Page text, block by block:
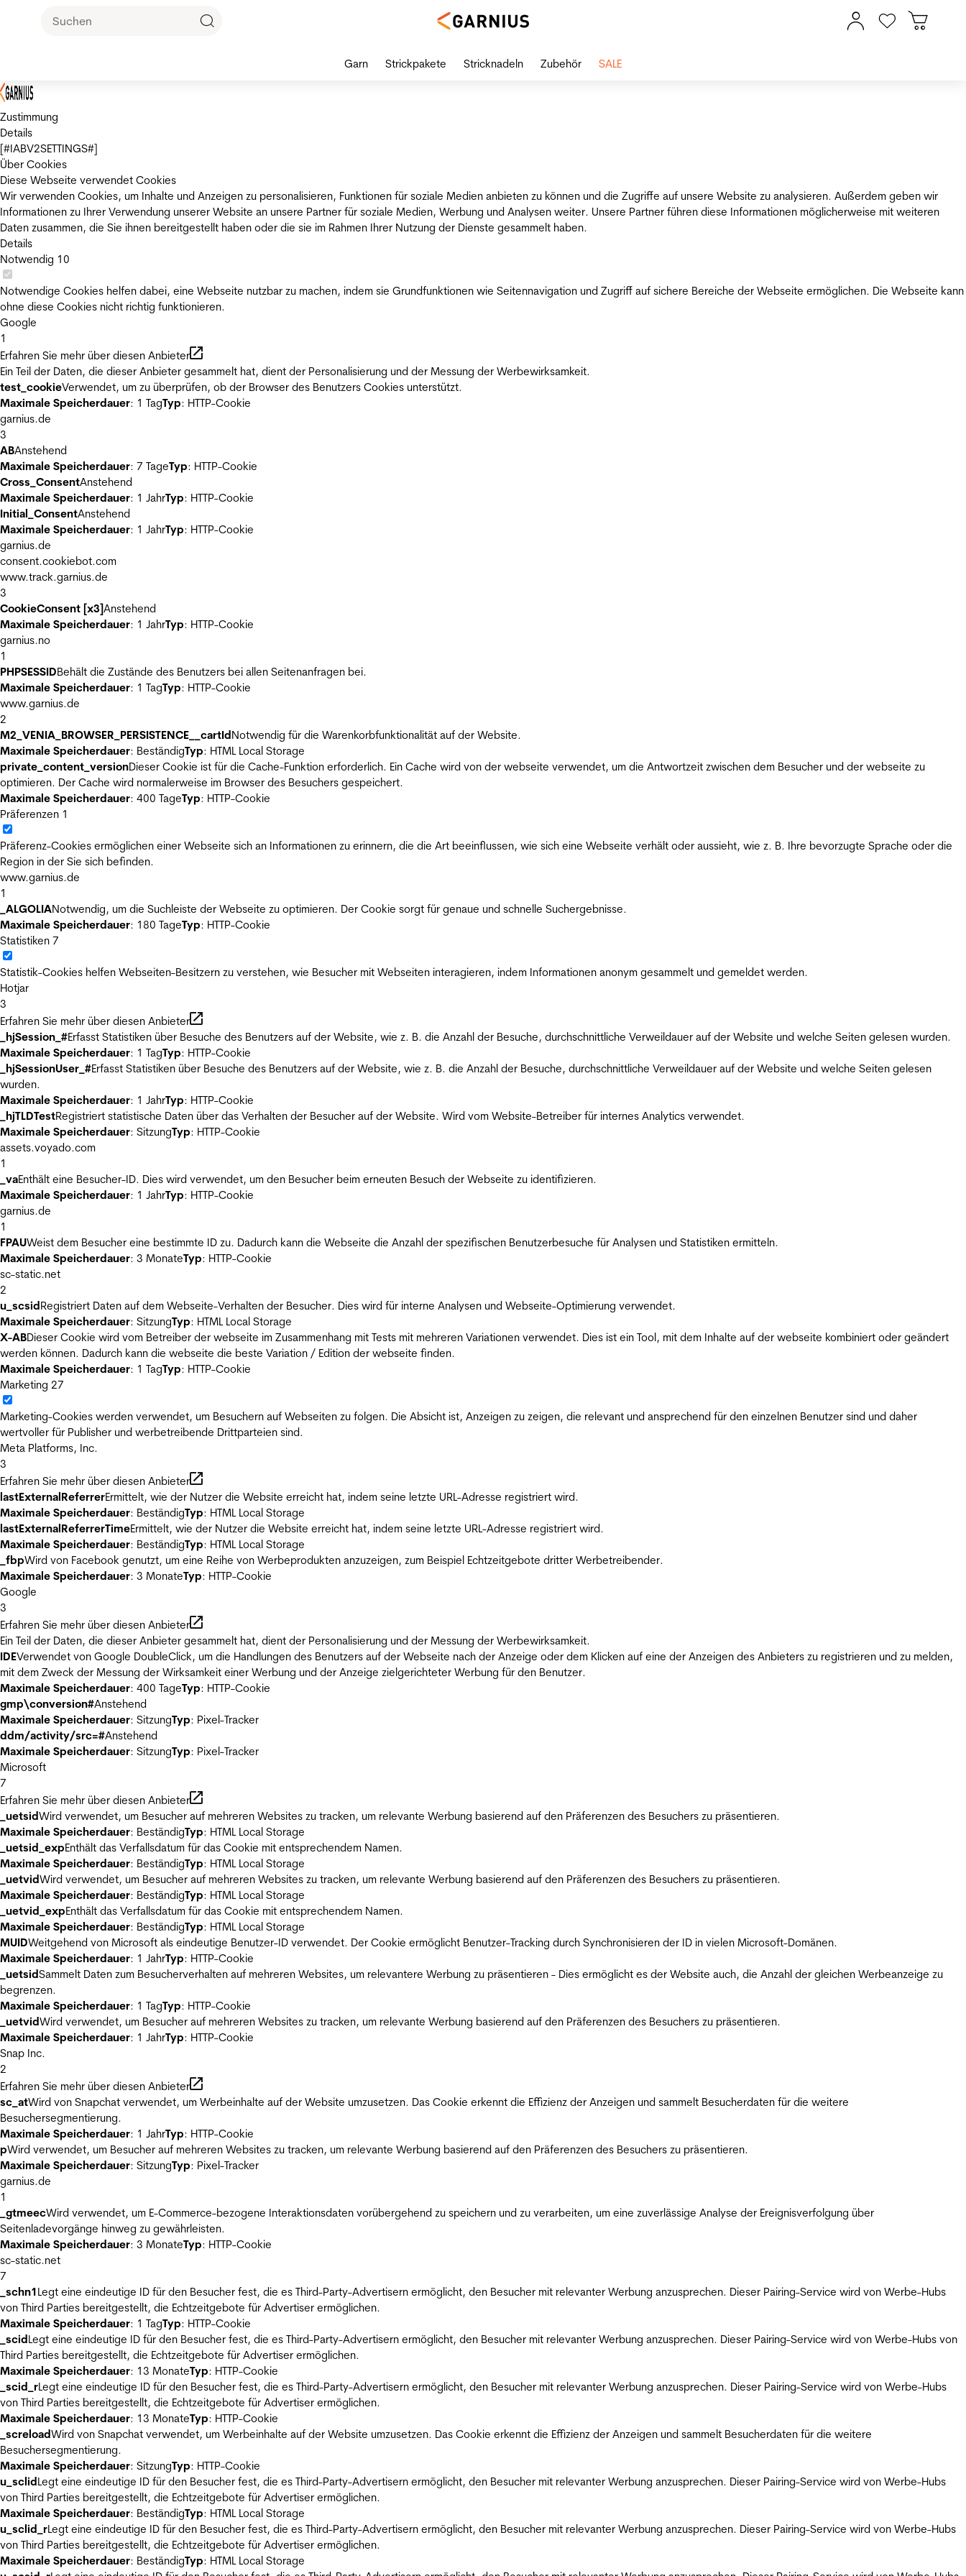
Zustimmung
Details
[#IABV2SETTINGS#]
Über Cookies
Diese Webseite verwendet Cookies
Wir verwenden Cookies, um Inhalte und Anzeigen zu personalisieren, Funktionen für soziale Medien anbieten zu können und die Zugriffe auf unsere Website zu analysieren. Außerdem geben wir
Informationen zu Ihrer Verwendung unserer Website an unsere Partner für soziale Medien, Werbung und Analysen weiter. Unsere Partner führen diese Informationen möglicherweise mit weiteren
Daten zusammen, die Sie ihnen bereitgestellt haben oder die sie im Rahmen Ihrer Nutzung der Dienste gesammelt haben.
Details
Notwendig 10
Notwendige Cookies helfen dabei, eine Webseite nutzbar zu machen, indem sie Grundfunktionen wie Seitennavigation und Zugriff auf sichere Bereiche der Webseite ermöglichen. Die Webseite kann
ohne diese Cookies nicht richtig funktionieren.
Google
1
Erfahren Sie mehr über diesen Anbieter
Ein Teil der Daten, die dieser Anbieter gesammelt hat, dient der Personalisierung und der Messung der Werbewirksamkeit.
test_cookieVerwendet, um zu überprüfen, ob der Browser des Benutzers Cookies unterstützt.
Maximale Speicherdauer: 1 TagTyp: HTTP-Cookie
garnius.de
3
ABAnstehend
Maximale Speicherdauer: 7 TageTyp: HTTP-Cookie
Cross_ConsentAnstehend
Maximale Speicherdauer: 1 JahrTyp: HTTP-Cookie
Initial_ConsentAnstehend
Maximale Speicherdauer: 1 JahrTyp: HTTP-Cookie
garnius.de
consent.cookiebot.com
www.track.garnius.de
3
CookieConsent [x3]Anstehend
Maximale Speicherdauer: 1 JahrTyp: HTTP-Cookie
garnius.no
1
PHPSESSIDBehält die Zustände des Benutzers bei allen Seitenanfragen bei.
Maximale Speicherdauer: 1 TagTyp: HTTP-Cookie
www.garnius.de
2
M2_VENIA_BROWSER_PERSISTENCE__cartIdNotwendig für die Warenkorbfunktionalität auf der Website.
Maximale Speicherdauer: BeständigTyp: HTML Local Storage
private_content_versionDieser Cookie ist für die Cache-Funktion erforderlich. Ein Cache wird von der webseite verwendet, um die Antwortzeit zwischen dem Besucher und der webseite zu
optimieren. Der Cache wird normalerweise im Browser des Besuchers gespeichert.
Maximale Speicherdauer: 400 TageTyp: HTTP-Cookie
Präferenzen 1
Präferenz-Cookies ermöglichen einer Webseite sich an Informationen zu erinnern, die die Art beeinflussen, wie sich eine Webseite verhält oder aussieht, wie z. B. Ihre bevorzugte Sprache oder die
Region in der Sie sich befinden.
www.garnius.de
1
_ALGOLIANotwendig, um die Suchleiste der Webseite zu optimieren. Der Cookie sorgt für genaue und schnelle Suchergebnisse.
Maximale Speicherdauer: 180 TageTyp: HTTP-Cookie
Statistiken 7
Statistik-Cookies helfen Webseiten-Besitzern zu verstehen, wie Besucher mit Webseiten interagieren, indem Informationen anonym gesammelt und gemeldet werden.
Hotjar
3
Erfahren Sie mehr über diesen Anbieter
_hjSession_#Erfasst Statistiken über Besuche des Benutzers auf der Website, wie z. B. die Anzahl der Besuche, durchschnittliche Verweildauer auf der Website und welche Seiten gelesen wurden.
Maximale Speicherdauer: 1 TagTyp: HTTP-Cookie
_hjSessionUser_#Erfasst Statistiken über Besuche des Benutzers auf der Website, wie z. B. die Anzahl der Besuche, durchschnittliche Verweildauer auf der Website und welche Seiten gelesen
wurden.
Maximale Speicherdauer: 1 JahrTyp: HTTP-Cookie
_hjTLDTestRegistriert statistische Daten über das Verhalten der Besucher auf der Website. Wird vom Website-Betreiber für internes Analytics verwendet.
Maximale Speicherdauer: SitzungTyp: HTTP-Cookie
assets.voyado.com
1
_vaEnthält eine Besucher-ID. Dies wird verwendet, um den Besucher beim erneuten Besuch der Webseite zu identifizieren.
Maximale Speicherdauer: 1 JahrTyp: HTTP-Cookie
garnius.de
1
FPAUWeist dem Besucher eine bestimmte ID zu. Dadurch kann die Webseite die Anzahl der spezifischen Benutzerbesuche für Analysen und Statistiken ermitteln.
Maximale Speicherdauer: 3 MonateTyp: HTTP-Cookie
sc-static.net
2
u_scsidRegistriert Daten auf dem Webseite-Verhalten der Besucher. Dies wird für interne Analysen und Webseite-Optimierung verwendet.
Maximale Speicherdauer: SitzungTyp: HTML Local Storage
X-ABDieser Cookie wird vom Betreiber der webseite im Zusammenhang mit Tests mit mehreren Variationen verwendet. Dies ist ein Tool, mit dem Inhalte auf der webseite kombiniert oder geändert
werden können. Dadurch kann die webseite die beste Variation / Edition der webseite finden.
Maximale Speicherdauer: 1 TagTyp: HTTP-Cookie
Marketing 27
Marketing-Cookies werden verwendet, um Besuchern auf Webseiten zu folgen. Die Absicht ist, Anzeigen zu zeigen, die relevant und ansprechend für den einzelnen Benutzer sind und daher
wertvoller für Publisher und werbetreibende Drittparteien sind.
Meta Platforms, Inc.
3
Erfahren Sie mehr über diesen Anbieter
lastExternalReferrerErmittelt, wie der Nutzer die Website erreicht hat, indem seine letzte URL-Adresse registriert wird.
Maximale Speicherdauer: BeständigTyp: HTML Local Storage
lastExternalReferrerTimeErmittelt, wie der Nutzer die Website erreicht hat, indem seine letzte URL-Adresse registriert wird.
Maximale Speicherdauer: BeständigTyp: HTML Local Storage
_fbpWird von Facebook genutzt, um eine Reihe von Werbeprodukten anzuzeigen, zum Beispiel Echtzeitgebote dritter Werbetreibender.
Maximale Speicherdauer: 3 MonateTyp: HTTP-Cookie
Google
3
Erfahren Sie mehr über diesen Anbieter
Ein Teil der Daten, die dieser Anbieter gesammelt hat, dient der Personalisierung und der Messung der Werbewirksamkeit.
IDEVerwendet von Google DoubleClick, um die Handlungen des Benutzers auf der Webseite nach der Anzeige oder dem Klicken auf eine der Anzeigen des Anbieters zu registrieren und zu melden,
mit dem Zweck der Messung der Wirksamkeit einer Werbung und der Anzeige zielgerichteter Werbung für den Benutzer.
Maximale Speicherdauer: 400 TageTyp: HTTP-Cookie
gmp\conversion#Anstehend
Maximale Speicherdauer: SitzungTyp: Pixel-Tracker
ddm/activity/src=#Anstehend
Maximale Speicherdauer: SitzungTyp: Pixel-Tracker
Microsoft
7
Erfahren Sie mehr über diesen Anbieter
_uetsidWird verwendet, um Besucher auf mehreren Websites zu tracken, um relevante Werbung basierend auf den Präferenzen des Besuchers zu präsentieren.
Maximale Speicherdauer: BeständigTyp: HTML Local Storage
_uetsid_expEnthält das Verfallsdatum für das Cookie mit entsprechendem Namen.
Maximale Speicherdauer: BeständigTyp: HTML Local Storage
_uetvidWird verwendet, um Besucher auf mehreren Websites zu tracken, um relevante Werbung basierend auf den Präferenzen des Besuchers zu präsentieren.
Maximale Speicherdauer: BeständigTyp: HTML Local Storage
_uetvid_expEnthält das Verfallsdatum für das Cookie mit entsprechendem Namen.
Maximale Speicherdauer: BeständigTyp: HTML Local Storage
MUIDWeitgehend von Microsoft als eindeutige Benutzer-ID verwendet. Der Cookie ermöglicht Benutzer-Tracking durch Synchronisieren der ID in vielen Microsoft-Domänen.
Maximale Speicherdauer: 1 JahrTyp: HTTP-Cookie
_uetsidSammelt Daten zum Besucherverhalten auf mehreren Websites, um relevantere Werbung zu präsentieren - Dies ermöglicht es der Website auch, die Anzahl der gleichen Werbeanzeige zu
begrenzen.
Maximale Speicherdauer: 1 TagTyp: HTTP-Cookie
_uetvidWird verwendet, um Besucher auf mehreren Websites zu tracken, um relevante Werbung basierend auf den Präferenzen des Besuchers zu präsentieren.
Maximale Speicherdauer: 1 JahrTyp: HTTP-Cookie
Snap Inc.
2
Erfahren Sie mehr über diesen Anbieter
sc_atWird von Snapchat verwendet, um Werbeinhalte auf der Website umzusetzen. Das Cookie erkennt die Effizienz der Anzeigen und sammelt Besucherdaten für die weitere
Besuchersegmentierung.
Maximale Speicherdauer: 1 JahrTyp: HTTP-Cookie
pWird verwendet, um Besucher auf mehreren Websites zu tracken, um relevante Werbung basierend auf den Präferenzen des Besuchers zu präsentieren.
Maximale Speicherdauer: SitzungTyp: Pixel-Tracker
garnius.de
1
_gtmeecWird verwendet, um E-Commerce-bezogene Interaktionsdaten vorübergehend zu speichern und zu verarbeiten, um eine zuverlässige Analyse der Ereignisverfolgung über
Seitenladevorgänge hinweg zu gewährleisten.
Maximale Speicherdauer: 3 MonateTyp: HTTP-Cookie
sc-static.net
7
_schn1Legt eine eindeutige ID für den Besucher fest, die es Third-Party-Advertisern ermöglicht, den Besucher mit relevanter Werbung anzusprechen. Dieser Pairing-Service wird von Werbe-Hubs
von Third Parties bereitgestellt, die Echtzeitgebote für Advertiser ermöglichen.
Maximale Speicherdauer: 1 TagTyp: HTTP-Cookie
_scidLegt eine eindeutige ID für den Besucher fest, die es Third-Party-Advertisern ermöglicht, den Besucher mit relevanter Werbung anzusprechen. Dieser Pairing-Service wird von Werbe-Hubs von
Third Parties bereitgestellt, die Echtzeitgebote für Advertiser ermöglichen.
Maximale Speicherdauer: 13 MonateTyp: HTTP-Cookie
_scid_rLegt eine eindeutige ID für den Besucher fest, die es Third-Party-Advertisern ermöglicht, den Besucher mit relevanter Werbung anzusprechen. Dieser Pairing-Service wird von Werbe-Hubs
von Third Parties bereitgestellt, die Echtzeitgebote für Advertiser ermöglichen.
Maximale Speicherdauer: 13 MonateTyp: HTTP-Cookie
_screloadWird von Snapchat verwendet, um Werbeinhalte auf der Website umzusetzen. Das Cookie erkennt die Effizienz der Anzeigen und sammelt Besucherdaten für die weitere
Besuchersegmentierung.
Maximale Speicherdauer: SitzungTyp: HTTP-Cookie
u_sclidLegt eine eindeutige ID für den Besucher fest, die es Third-Party-Advertisern ermöglicht, den Besucher mit relevanter Werbung anzusprechen. Dieser Pairing-Service wird von Werbe-Hubs
von Third Parties bereitgestellt, die Echtzeitgebote für Advertiser ermöglichen.
Maximale Speicherdauer: BeständigTyp: HTML Local Storage
u_sclid_rLegt eine eindeutige ID für den Besucher fest, die es Third-Party-Advertisern ermöglicht, den Besucher mit relevanter Werbung anzusprechen. Dieser Pairing-Service wird von Werbe-Hubs
von Third Parties bereitgestellt, die Echtzeitgebote für Advertiser ermöglichen.
Maximale Speicherdauer: BeständigTyp: HTML Local Storage
Garn Strickpakete Stricknadeln Zubehör SALE